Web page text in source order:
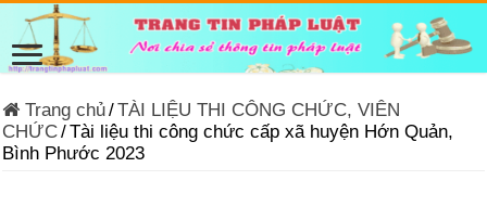
Trang chủ/TÀI LIỆU THI CÔNG CHỨC, VIÊN
CHỨC/Tài liệu thi công chức cấp xã huyện Hớn Quản,
Bình Phước 2023